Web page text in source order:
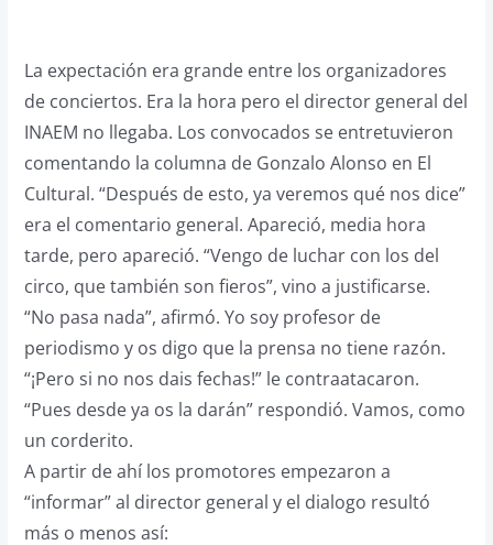
La expectación era grande entre los organizadores
de conciertos. Era la hora pero el director general del
INAEM no llegaba. Los convocados se entretuvieron
comentando la columna de Gonzalo Alonso en El
Cultural. “Después de esto, ya veremos qué nos dice”
era el comentario general. Apareció, media hora
tarde, pero apareció. “Vengo de luchar con los del
circo, que también son fieros”, vino a justificarse.
“No pasa nada”, afirmó. Yo soy profesor de
periodismo y os digo que la prensa no tiene razón.
“¡Pero si no nos dais fechas!” le contraatacaron.
“Pues desde ya os la darán” respondió. Vamos, como
un corderito.
A partir de ahí los promotores empezaron a
“informar” al director general y el dialogo resultó
más o menos así: